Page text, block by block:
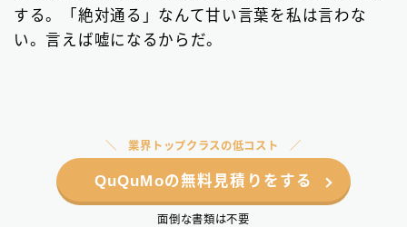
する。「絶対通る」なんて甘い言葉を私は言わな
い。言えば嘘になるからだ。
業界トップクラスの低コスト
QuQuMoの無料見積りをする
面倒な書類は不要